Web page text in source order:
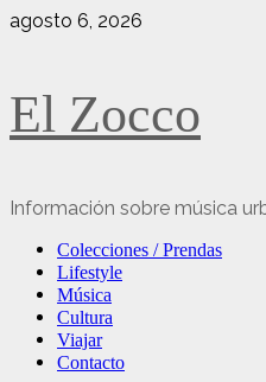
Saltar
agosto 6, 2026
El Zocco
Información sobre música
Menú
principal
Colecciones / Prendas
Lifestyle
Música
Cultura
Viajar
Contacto